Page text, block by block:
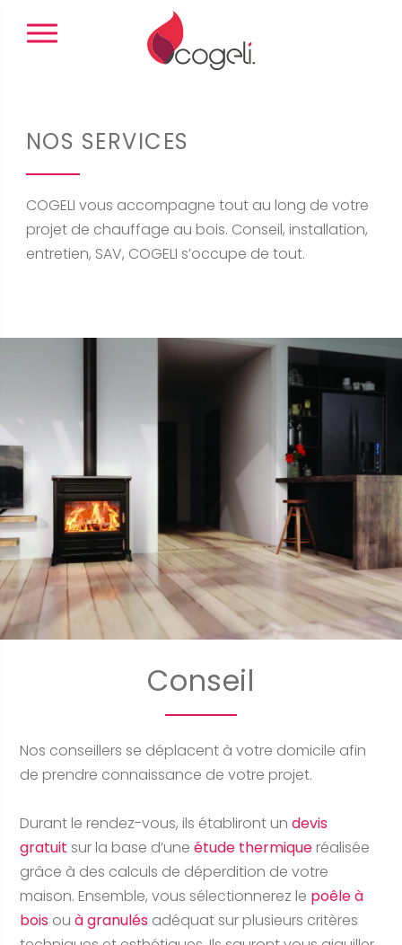
Panneau de gestion des cookies
NOS SERVICES
COGELI vous accompagne tout au long de votre
projet de chauffage au bois. Conseil, installation,
entretien, SAV, COGELI s’occupe de tout.
Conseil
Nos conseillers se déplacent à votre domicile afin
de prendre connaissance de votre projet.
Durant le rendez-vous, ils établiront undevis
gratuit sur la base d’uneétude thermique réalisée
grâce à des calculs de déperdition de votre
maison. Ensemble, vous sélectionnerez le poêle à
bois ouà granulés adéquat sur plusieurs critères